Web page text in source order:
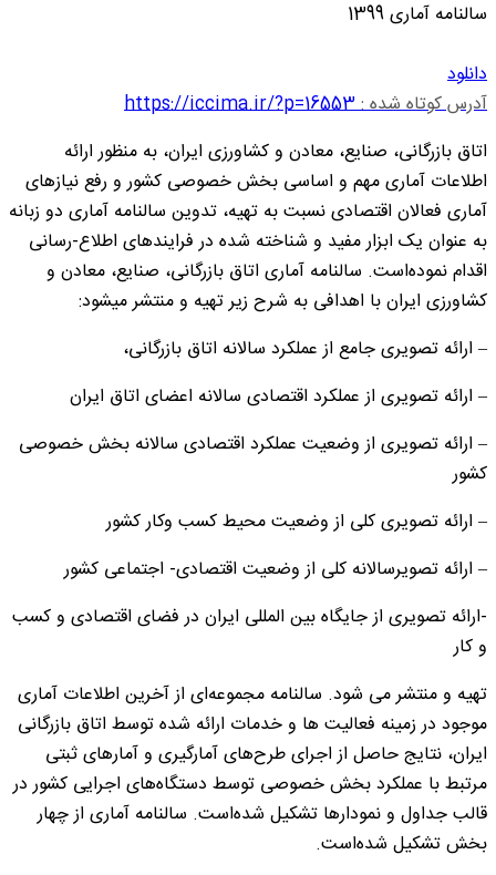
سالنامه آماری 1399
دانلود
آدرس کوتاه شده :https://iccima.ir/?p=16553
اتاق بازرگانی، صنایع، معادن و کشاورزی ایران، به منظور ارائه
اطلاعات آماری مهم و اساسی بخش خصوصی کشور و رفع نیازهای
آماری فعالان اقتصادی نسبت به تهیه، تدوین سالنامه آماری دو زبانه
به عنوان یک ابزار مفید و شناخته شده در فرایندهای اطلاع-رسانی
اقدام نموده‌است. سالنامه آماری اتاق بازرگانی، صنایع، معادن و
کشاورزی ایران با اهدافی به شرح زیر تهیه و منتشر میشود:
– ارائه تصویری جامع از عملکرد سالانه اتاق بازرگانی،
– ارائه تصویری از عملکرد اقتصادی سالانه اعضای اتاق ایران
– ارائه تصویری از وضعیت عملکرد اقتصادی سالانه بخش خصوصی
کشور
– ارائه تصویری کلی از وضعیت محیط کسب وکار کشور
– ارائه تصویرسالانه کلی از وضعیت اقتصادی- اجتماعی کشور
-ارائه تصویری از جایگاه بین المللی ایران در فضای اقتصادی و کسب
و کار
تهیه و منتشر می شود. سالنامه مجموعه‌ای از آخرین اطلاعات آماری
موجود در زمینه فعالیت ها و خدمات ارائه شده توسط اتاق بازرگانی
ایران، نتایج حاصل از اجرای طرح‌های آمارگیری و آمارهای ثبتی
مرتبط با عملکرد بخش خصوصی توسط دستگاه‌های اجرایی کشور در
قالب جداول و نمودارها تشکیل شده‌است. سالنامه آماری از چهار
بخش تشکیل شده‌است.